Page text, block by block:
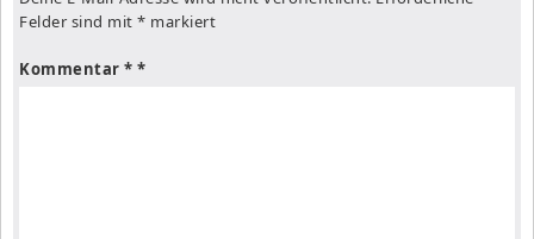
Felder sind mit * markiert
Kommentar *